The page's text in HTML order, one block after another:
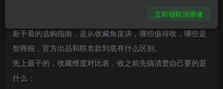
今天这篇就是专门写给和我一样的女优影迷的，不是给普通
新手看的选购指南，是从收藏角度讲，哪些值得收，哪些是
智商税，官方出品和联名款到底有什么区别。
先上最干的，收藏维度对比表，收之前先搞清楚自己要的是
什么：
立即领取润滑液